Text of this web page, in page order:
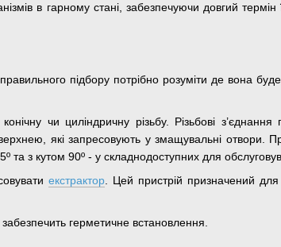
в гарному стані, забезпечуючи довгий термін
підбору потрібно розуміти де вона
чи циліндричну різьбу. Різьбові з’єднання
які запресовують у змащувальні отвори.
та з кутом 90º - у складнодоступних для
екстрактор . Цей пристрій призначений
герметичне встановлення.